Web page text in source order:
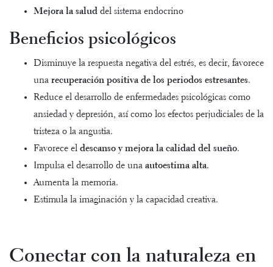
Mejora la salud del sistema endocrino
Beneficios psicológicos
Disminuye la respuesta negativa del estrés, es decir, favorece
una recuperación positiva de los periodos estresantes.
Reduce el desarrollo de enfermedades psicológicas como
ansiedad y depresión, así como los efectos perjudiciales de la
tristeza o la angustia.
Favorece el descanso y mejora la calidad del sueño.
Impulsa el desarrollo de una autoestima alta.
Aumenta la memoria.
Estimula la imaginación y la capacidad creativa.
Conectar con la naturaleza en